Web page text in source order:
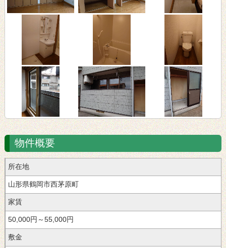
物件概要
所在地
山形県鶴岡市西茅原町
家賃
50,000円～55,000円
敷金